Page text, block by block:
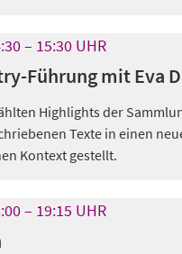
15:30UHR
Führung mit Eva
Highlights der
Texte in einen
Kontext gestellt.
19:15 UHR